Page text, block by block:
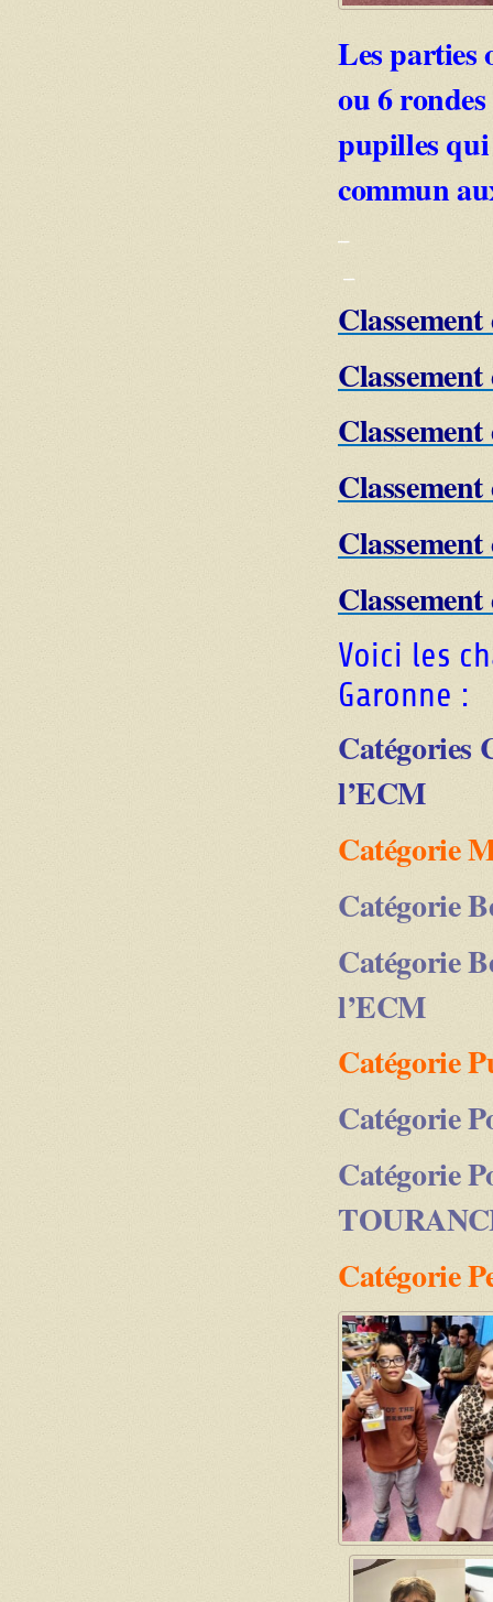
Les parties
ou 6
pupilles
commun
Classement
Classement
Classement
Classement
Classement
Voici les
Garonne :
Catégories
l’ECM
Catégorie
Catégorie
Catégorie
l’ECM
Catégorie
Catégorie
Catégorie
Catégorie